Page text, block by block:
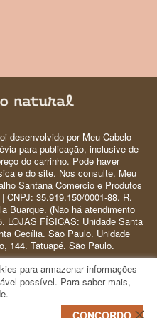
para armazenar informações
possível. Para saber mais,
CONCORDO
sólido?
nos cabelos úmidos
dos cabelos
agir por 3 minutos e
Cocos Nucifera Oil,
Butter, Sodium
Flower Extract,
Leaf Oil,
Mica, Panthenol,
desenvolvido por Meu Cabelo
para publicação, inclusive de
do carrinho. Pode haver
e do site. Nos consulte. Meu
Santana Comercio e Produtos
CNPJ: 35.919.150/0001-88. R.
Buarque. (Não há atendimento
LOJAS FÍSICAS: Unidade Santa
Cecília. São Paulo. Unidade
144. Tatuapé. São Paulo.
- Copyright